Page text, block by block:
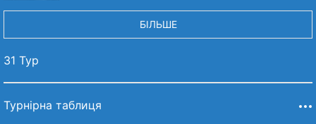
БІЛЬШЕ
31 Тур
Турнірна таблиця